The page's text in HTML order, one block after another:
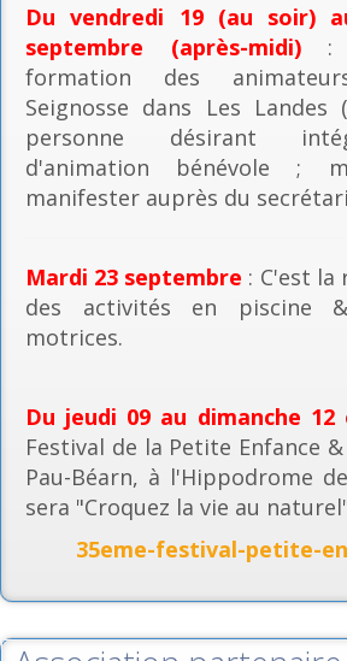
Du vendredi 19 (au soir)
septembre (après-midi):
formation des
Seignosse dans Les
personne désirant
d'animation bénévole ;
manifester auprès du
Mardi 23 septembre : C'est la
des activités en piscine
motrices.
Du jeudi 09 au dimanche 12
Festival de la Petite Enfance
Pau-Béarn, à l'Hippodrome
sera "Croquez la vie au
35eme-festival-petite-